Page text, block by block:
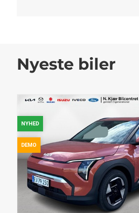
Nyeste biler
NYHED
DEMO